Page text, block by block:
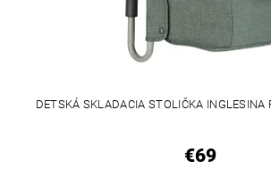
DETSKÁ SKLADACIA STOLIČKA INGLESINA
€69